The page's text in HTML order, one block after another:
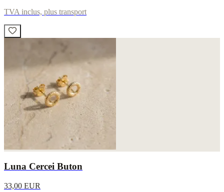
TVA inclus, plus transport
Luna Cercei Buton
33,00 EUR